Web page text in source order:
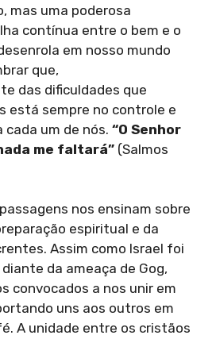
mas uma poderosa
contínua entre o bem e o
em nosso mundo
que,
das dificuldades que
está sempre no controle e
um de nós. “O Senhor
me faltará” (Salmos
nos ensinam sobre
espiritual e da
Assim como Israel foi
da ameaça de Gog,
convocados a nos unir em
uns aos outros em
A unidade entre os cristãos